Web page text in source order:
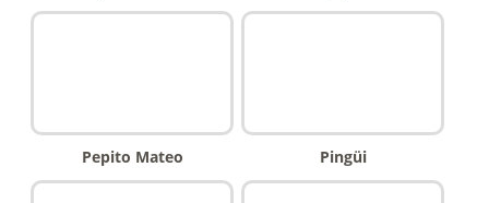
Pepito Mateo Pingüi